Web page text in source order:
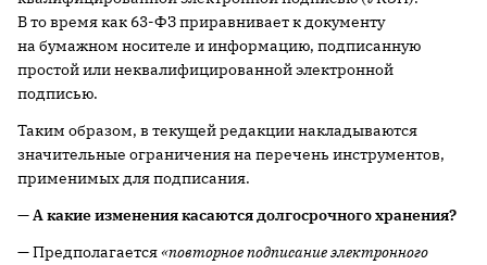
В то время как 63-ФЗ приравнивает к документу
на бумажном носителе и информацию, подписанную
простой или неквалифицированной электронной
подписью.
Таким образом, в текущей редакции накладываются
значительные ограничения на перечень инструментов,
применимых для подписания.
— А какие изменения касаются долгосрочного хранения?
— Предполагается «повторное подписание электронного